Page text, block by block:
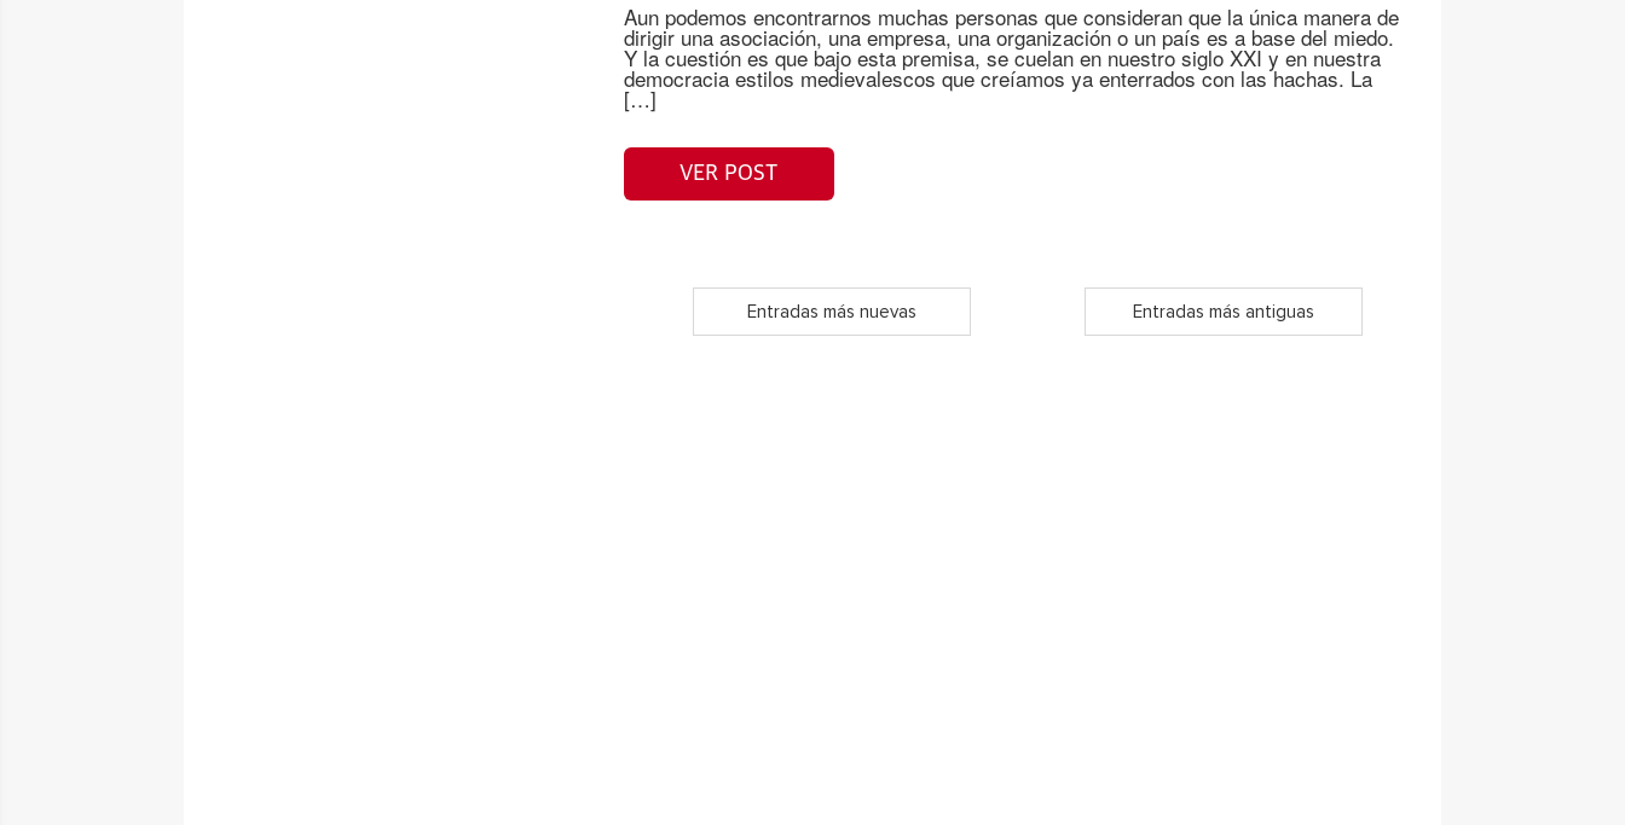
Aun podemos encontrarnos muchas personas que consideran que la única manera de
dirigir una asociación, una empresa, una organización o un país es a base del miedo.
Y la cuestión es que bajo esta premisa, se cuelan en nuestro siglo XXI y en nuestra
democracia estilos medievalescos que creíamos ya enterrados con las hachas. La
[…]
VER POST
Entradas más nuevas Entradas más antiguas